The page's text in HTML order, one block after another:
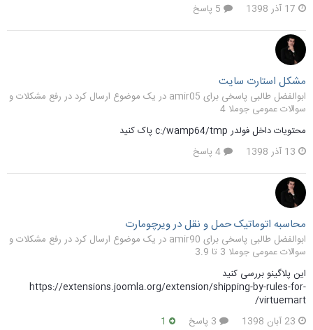
17 آذر 1398
مشکل استارت سایت
ابوالفضل طالبی پاسخی برای amir05 در یک موضوع ارسال کرد در
رفع مشکلات و
سوالات عمومی جوملا 4
محتویات داخل فولدر c:/wamp64/tmp پاک کنید
13 آذر 1398
محاسبه اتوماتیک حمل و نقل در ویرچومارت
ابوالفضل طالبی پاسخی برای amir90 در یک موضوع ارسال کرد در
رفع مشکلات و
سوالات عمومی جوملا 3 تا 3.9
این پلاگینو بررسی کنید
https://extensions.joomla.org/extension/shipping-by-rules-for-
virtuemart/
23 آبان 1398